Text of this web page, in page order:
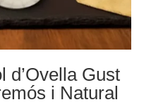
d’Ovella Gust
i Natural